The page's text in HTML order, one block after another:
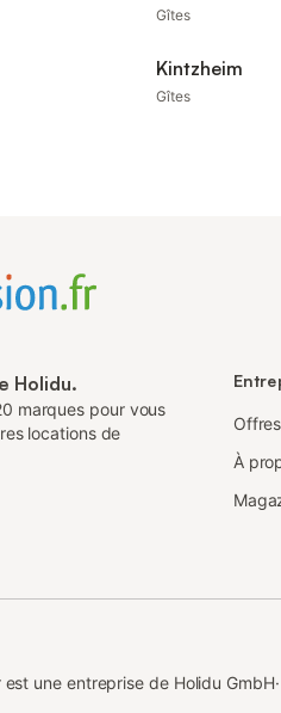
Gîtes
Kintzheim
Gîtes
Holidu.
marques pour vous
locations de
À
une entreprise de Holidu GmbH·